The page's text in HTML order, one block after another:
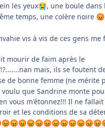
les yeux😭, une boule dans
temps, une colère noire 😡
vis à vis de ces gens me
mourir de faim après le
mais, ils se foutent
de bonne femme (ne mérite
voulu que Sandrine monte
vous m'étonnez!!! Il ne
et les conditions de sa
😡😡😡😡😡😡😡😡😡😡😡😡